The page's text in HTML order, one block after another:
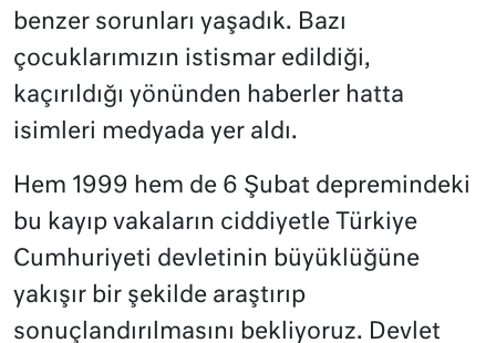
benzer sorunları yaşadık. Bazı
çocuklarımızın istismar edildiği,
kaçırıldığı yönünden haberler hatta
isimleri medyada yer aldı.
Hem 1999 hem de 6 Şubat depremindeki
bu kayıp vakaların ciddiyetle Türkiye
Cumhuriyeti devletinin büyüklüğüne
yakışır bir şekilde araştırıp
sonuçlandırılmasını bekliyoruz. Devlet